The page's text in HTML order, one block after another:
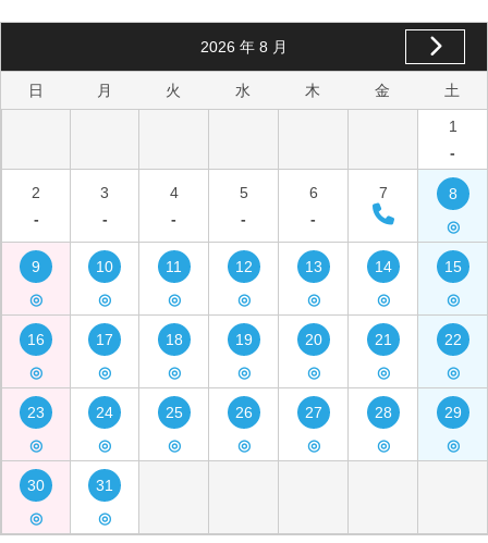
2026 年 8 月
日 月 火 水 木 金 土
1
-
2
-
3
-
4
-
5
-
6
-
7
8
◎
9
◎
10
◎
11
◎
12
◎
13
◎
14
◎
15
◎
16
◎
17
◎
18
◎
19
◎
20
◎
21
◎
22
◎
23
◎
24
◎
25
◎
26
◎
27
◎
28
◎
29
◎
30
◎
31
◎